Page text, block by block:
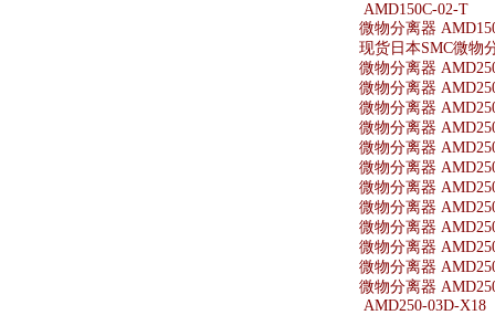
AMD150C-02-T
微物分离器
现货日本SMC微物
微物分离器
微物分离器
微物分离器
微物分离器
微物分离器
微物分离器
微物分离器
微物分离器
微物分离器
微物分离器
微物分离器
微物分离器
AMD250-03D-X18